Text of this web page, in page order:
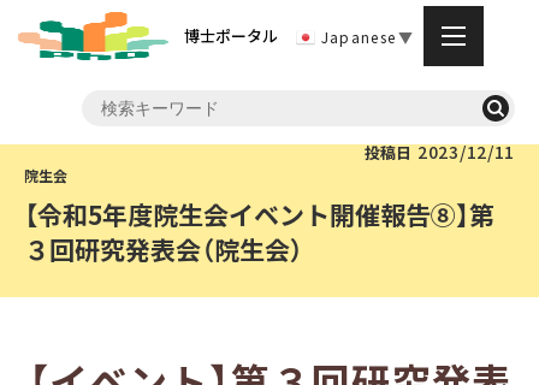
博士ポータル Japanese▼
投稿日 2023/12/11
【令和5年度院生会イベント開催報告⑧】第
３回研究発表会（院生会）